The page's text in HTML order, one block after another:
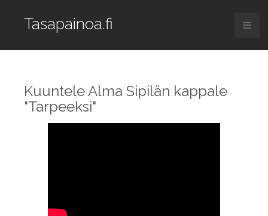
Tasapainoa.fi
Kuuntele Alma Sipilän kappale
"Tarpeeksi"